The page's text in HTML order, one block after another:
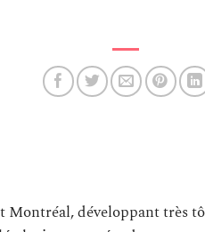
Montréal, développant très